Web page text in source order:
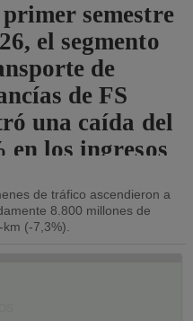
semestre
el segmento
de
de FS
una caída del
en los ingresos
de tráfico ascendieron a
8.800 millones de
(-7,3%).